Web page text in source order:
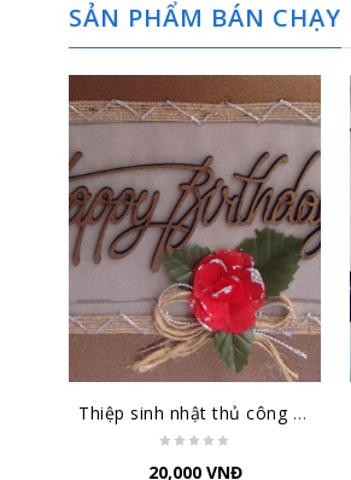
SẢN PHẨM BÁN CHẠY
Thiệp sinh nhật thủ công đại lớn SN-DL-1501
20,000 VNĐ